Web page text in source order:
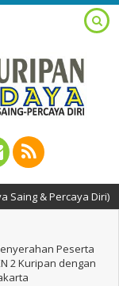
Diri) 2
Peserta
2 Kuripan dengan